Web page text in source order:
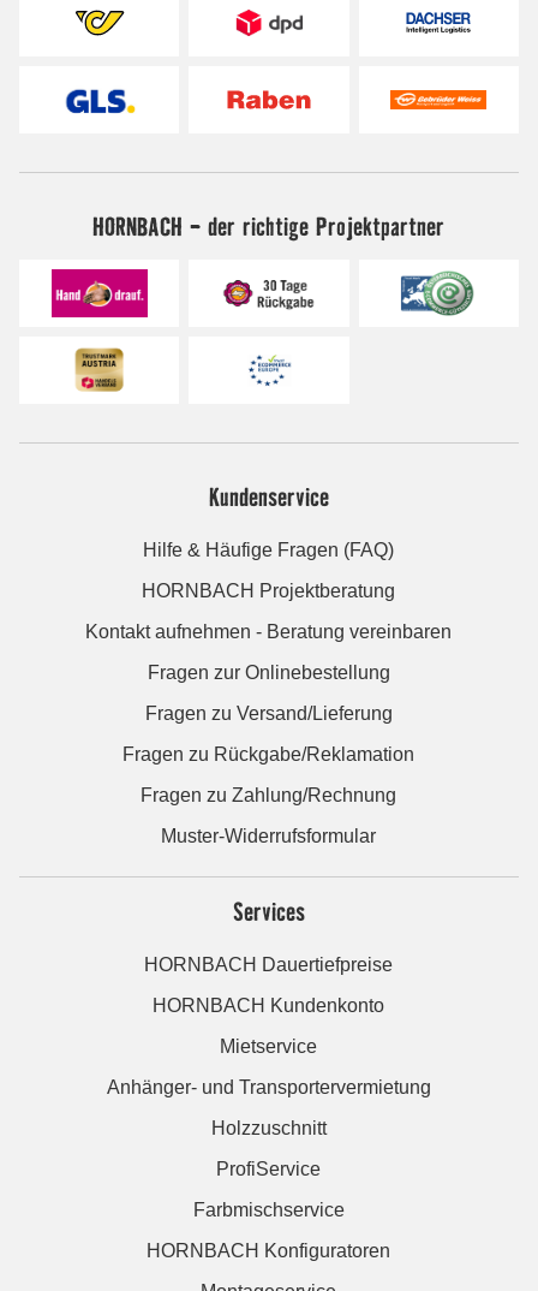
HORNBACH - der richtige Projektpartner
Kundenservice
Hilfe & Häufige Fragen (FAQ)
HORNBACH Projektberatung
Kontakt aufnehmen - Beratung vereinbaren
Fragen zur Onlinebestellung
Fragen zu Versand/Lieferung
Fragen zu Rückgabe/Reklamation
Fragen zu Zahlung/Rechnung
Muster-Widerrufsformular
Services
HORNBACH Dauertiefpreise
HORNBACH Kundenkonto
Mietservice
Anhänger- und Transportervermietung
Holzzuschnitt
ProfiService
Farbmischservice
HORNBACH Konfiguratoren